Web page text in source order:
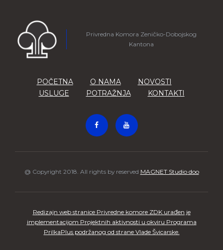
Privredna Komora Zeničko-Dobojskog
Kantona
POČETNA O NAMA
NOVOSTI
USLUGE
POTRAŽNJA KONTAKTI
@ Copyright 2018. All rights by reserved MAGNET Studio doo
Redizajn web stranice Privredne komore ZDK urađen je
implementacijom Projektnih aktivnosti u okviru Programa
PrilkaPlus podržanog od strane Vlade Švicarske.